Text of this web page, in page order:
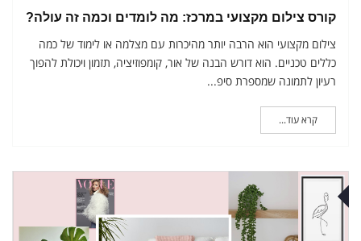
קורס צילום מקצועי במרכז: מה לומדים וכמה זה עולה?
צילום מקצועי הוא הרבה יותר מהיכרות עם מצלמה או לימוד של כמה
כללים טכניים. הוא דורש הבנה של אור, קומפוזיציה, תזמון ויכולת להפוך
רעיון לתמונה שמספרת סיפ...
קרא עוד...